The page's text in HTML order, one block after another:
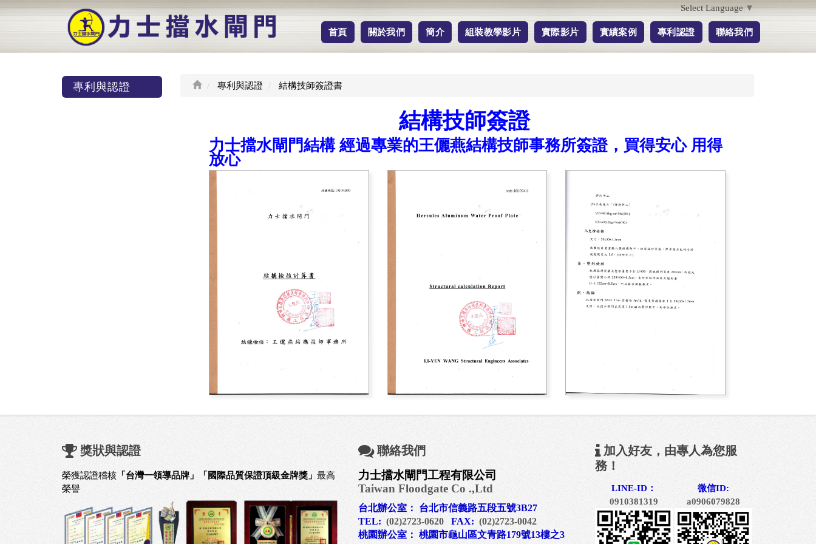
Select Language▼
首頁 關於我們 簡介 組裝教學影片 實際影片 實績案例 專利認證 聯絡我們
專利與認證 專利與認證 結構技師簽證書
結構技師簽證
力士擋水閘門結構 經過專業的王儷燕結構技師事務所簽證，買得安心 用得
放心
獎狀與認證
榮獲認證稽核 「台灣一領導品牌」「國際品質保證頂級金牌獎」 最高
榮譽
聯絡我們
力士擋水閘門工程有限公司
Taiwan Floodgate Co .,Ltd
台北辦公室： 台北市信義路五段五號3B27
TEL: (02)2723-0620FAX: (02)2723-0042
桃園辦公室： 桃園市龜山區文青路179號13樓之3
加入好友，由專人為您服
務！
LINE-ID：
0910381319
微信ID:
a0906079828